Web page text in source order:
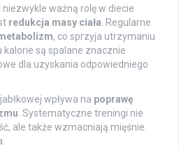
niezwykle ważną rolę w diecie
redukcja masy ciała . Regularne
, co sprzyja utrzymaniu
są spalane znacznie
dla uzyskania odpowiedniego
wpływa na poprawę
. Systematyczne treningi nie
ale także wzmacniają mięśnie.